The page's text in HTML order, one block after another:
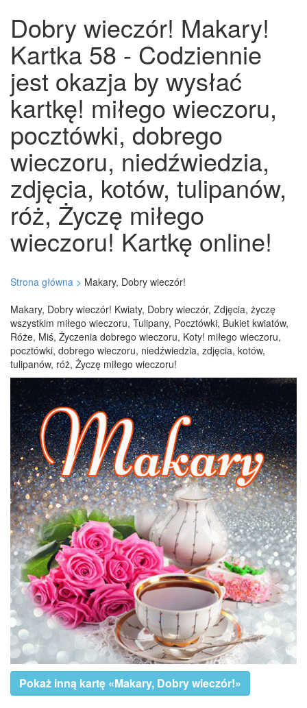
Dobry wieczór! Makary!
Kartka 58 - Codziennie
jest okazja by wysłać
kartkę! miłego wieczoru,
pocztówki, dobrego
wieczoru, niedźwiedzia,
zdjęcia, kotów, tulipanów,
róż, Życzę miłego
wieczoru! Kartkę online!
Strona główna > Makary, Dobry wieczór!
Makary, Dobry wieczór! Kwiaty, Dobry wieczór, Zdjęcia, życzę
wszystkim miłego wieczoru, Tulipany, Pocztówki, Bukiet kwiatów,
Róże, Miś, Życzenia dobrego wieczoru, Koty! miłego wieczoru,
pocztówki, dobrego wieczoru, niedźwiedzia, zdjęcia, kotów,
tulipanów, róż, Życzę miłego wieczoru!
Pokaż inną kartę «Makary, Dobry wieczór!»